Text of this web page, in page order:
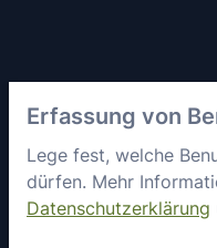
Erfassung von
Lege fest, welche
dürfen. Mehr
Datenschutzerklärung
Sicherheit
Allgemeine
Geschäftsbedingungen
Datenschutz